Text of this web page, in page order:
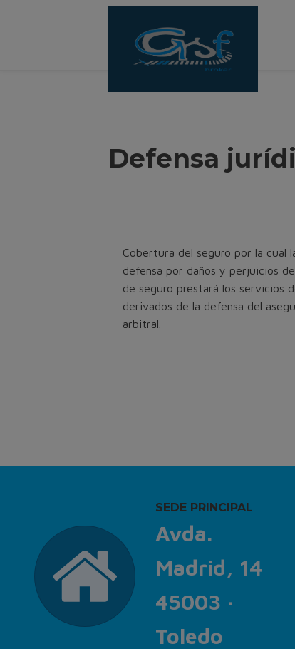
Defensa
Cobertura del seguro por la cual
defensa por daños y perjuicios
de seguro prestará los servicios
derivados de la defensa del
arbitral.
SEDE PRINCIPAL
Avda.
Madrid, 14
45003 ·
Toledo